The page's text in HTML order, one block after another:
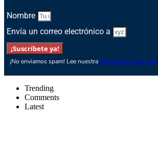
Nombre
Envía un correo electrónico a
¡Suscríbete ya!
¡No enviamos spam! Lee nuestra política de privacidad
Trending
Comments
Latest